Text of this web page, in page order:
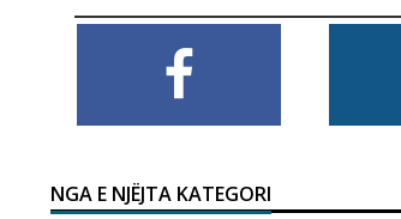
NGA E NJËJTA KATEGORI